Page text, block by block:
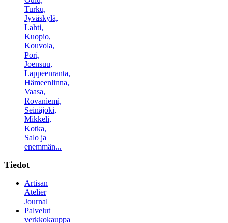
Turku,
Jyväskylä,
Lahti,
Kuopio,
Kouvola,
Pori,
Joensuu,
Lappeenranta,
Hämeenlinna,
Vaasa,
Rovaniemi,
Seinäjoki,
Mikkeli,
Kotka,
Salo ja
enemmän...
Tiedot
Artisan
Atelier
Journal
Palvelut
verkkokauppa